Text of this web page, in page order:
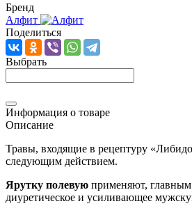
Бренд
Алфит
Поделиться
Выбрать
Информация о товаре
Описание
Травы, входящие в рецептуру
следующим действием.
Ярутку полевую применяют, главным
диуретическое и усиливающее